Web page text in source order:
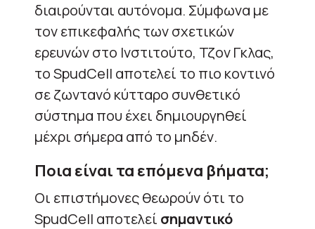
διαιρούνται αυτόνομα. Σύμφωνα με
τον επικεφαλής των σχετικών
ερευνών στο Ινστιτούτο, Τζον Γκλας,
το SpudCell αποτελεί το πιο κοντινό
σε ζωντανό κύτταρο συνθετικό
σύστημα που έχει δημιουργηθεί
μέχρι σήμερα από το μηδέν.
Ποια είναι τα επόμενα βήματα;
Οι επιστήμονες θεωρούν ότι το
SpudCell αποτελεί σημαντικό